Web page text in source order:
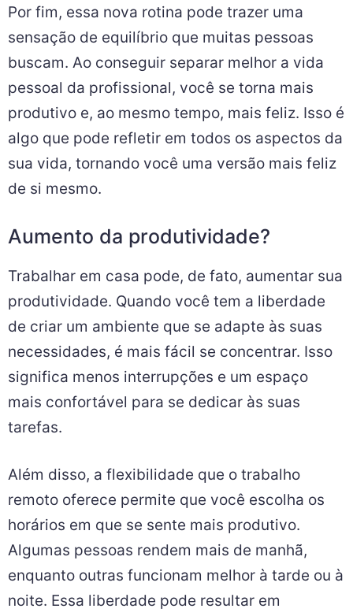
Por fim, essa nova rotina pode trazer uma
sensação de equilíbrio que muitas pessoas
buscam. Ao conseguir separar melhor a vida
pessoal da profissional, você se torna mais
produtivo e, ao mesmo tempo, mais feliz. Isso é
algo que pode refletir em todos os aspectos da
sua vida, tornando você uma versão mais feliz
de si mesmo.
Aumento da produtividade?
Trabalhar em casa pode, de fato, aumentar sua
produtividade. Quando você tem a liberdade
de criar um ambiente que se adapte às suas
necessidades, é mais fácil se concentrar. Isso
significa menos interrupções e um espaço
mais confortável para se dedicar às suas
tarefas.
Além disso, a flexibilidade que o trabalho
remoto oferece permite que você escolha os
horários em que se sente mais produtivo.
Algumas pessoas rendem mais de manhã,
enquanto outras funcionam melhor à tarde ou à
noite. Essa liberdade pode resultar em